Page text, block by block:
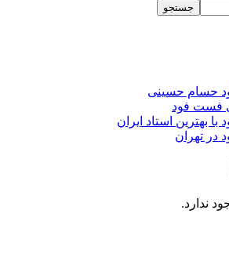
جستجو
حسام حسینی
فست فود
بهترین استاد ایران
تهران
ندارد.